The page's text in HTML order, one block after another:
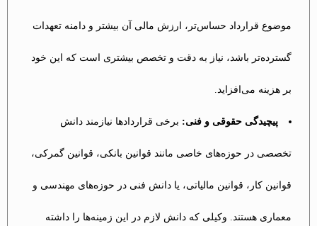
موضوع قرارداد حساس‌تر، ارزش مالی آن بیشتر و دامنه تعهدات
گسترده‌تر باشد، نیاز به دقت و تخصص بیشتری است که این خود
بر هزینه می‌افزاید.
پیچیدگی حقوقی و فنی: برخی قراردادها نیازمند دانش
تخصصی در حوزه‌های خاصی مانند قوانین بانکی، قوانین گمرکی،
قوانین کار، قوانین مالیاتی، یا دانش فنی در حوزه‌های مهندسی و
معماری هستند. وکیلی که دانش لازم در این زمینه‌ها را داشته